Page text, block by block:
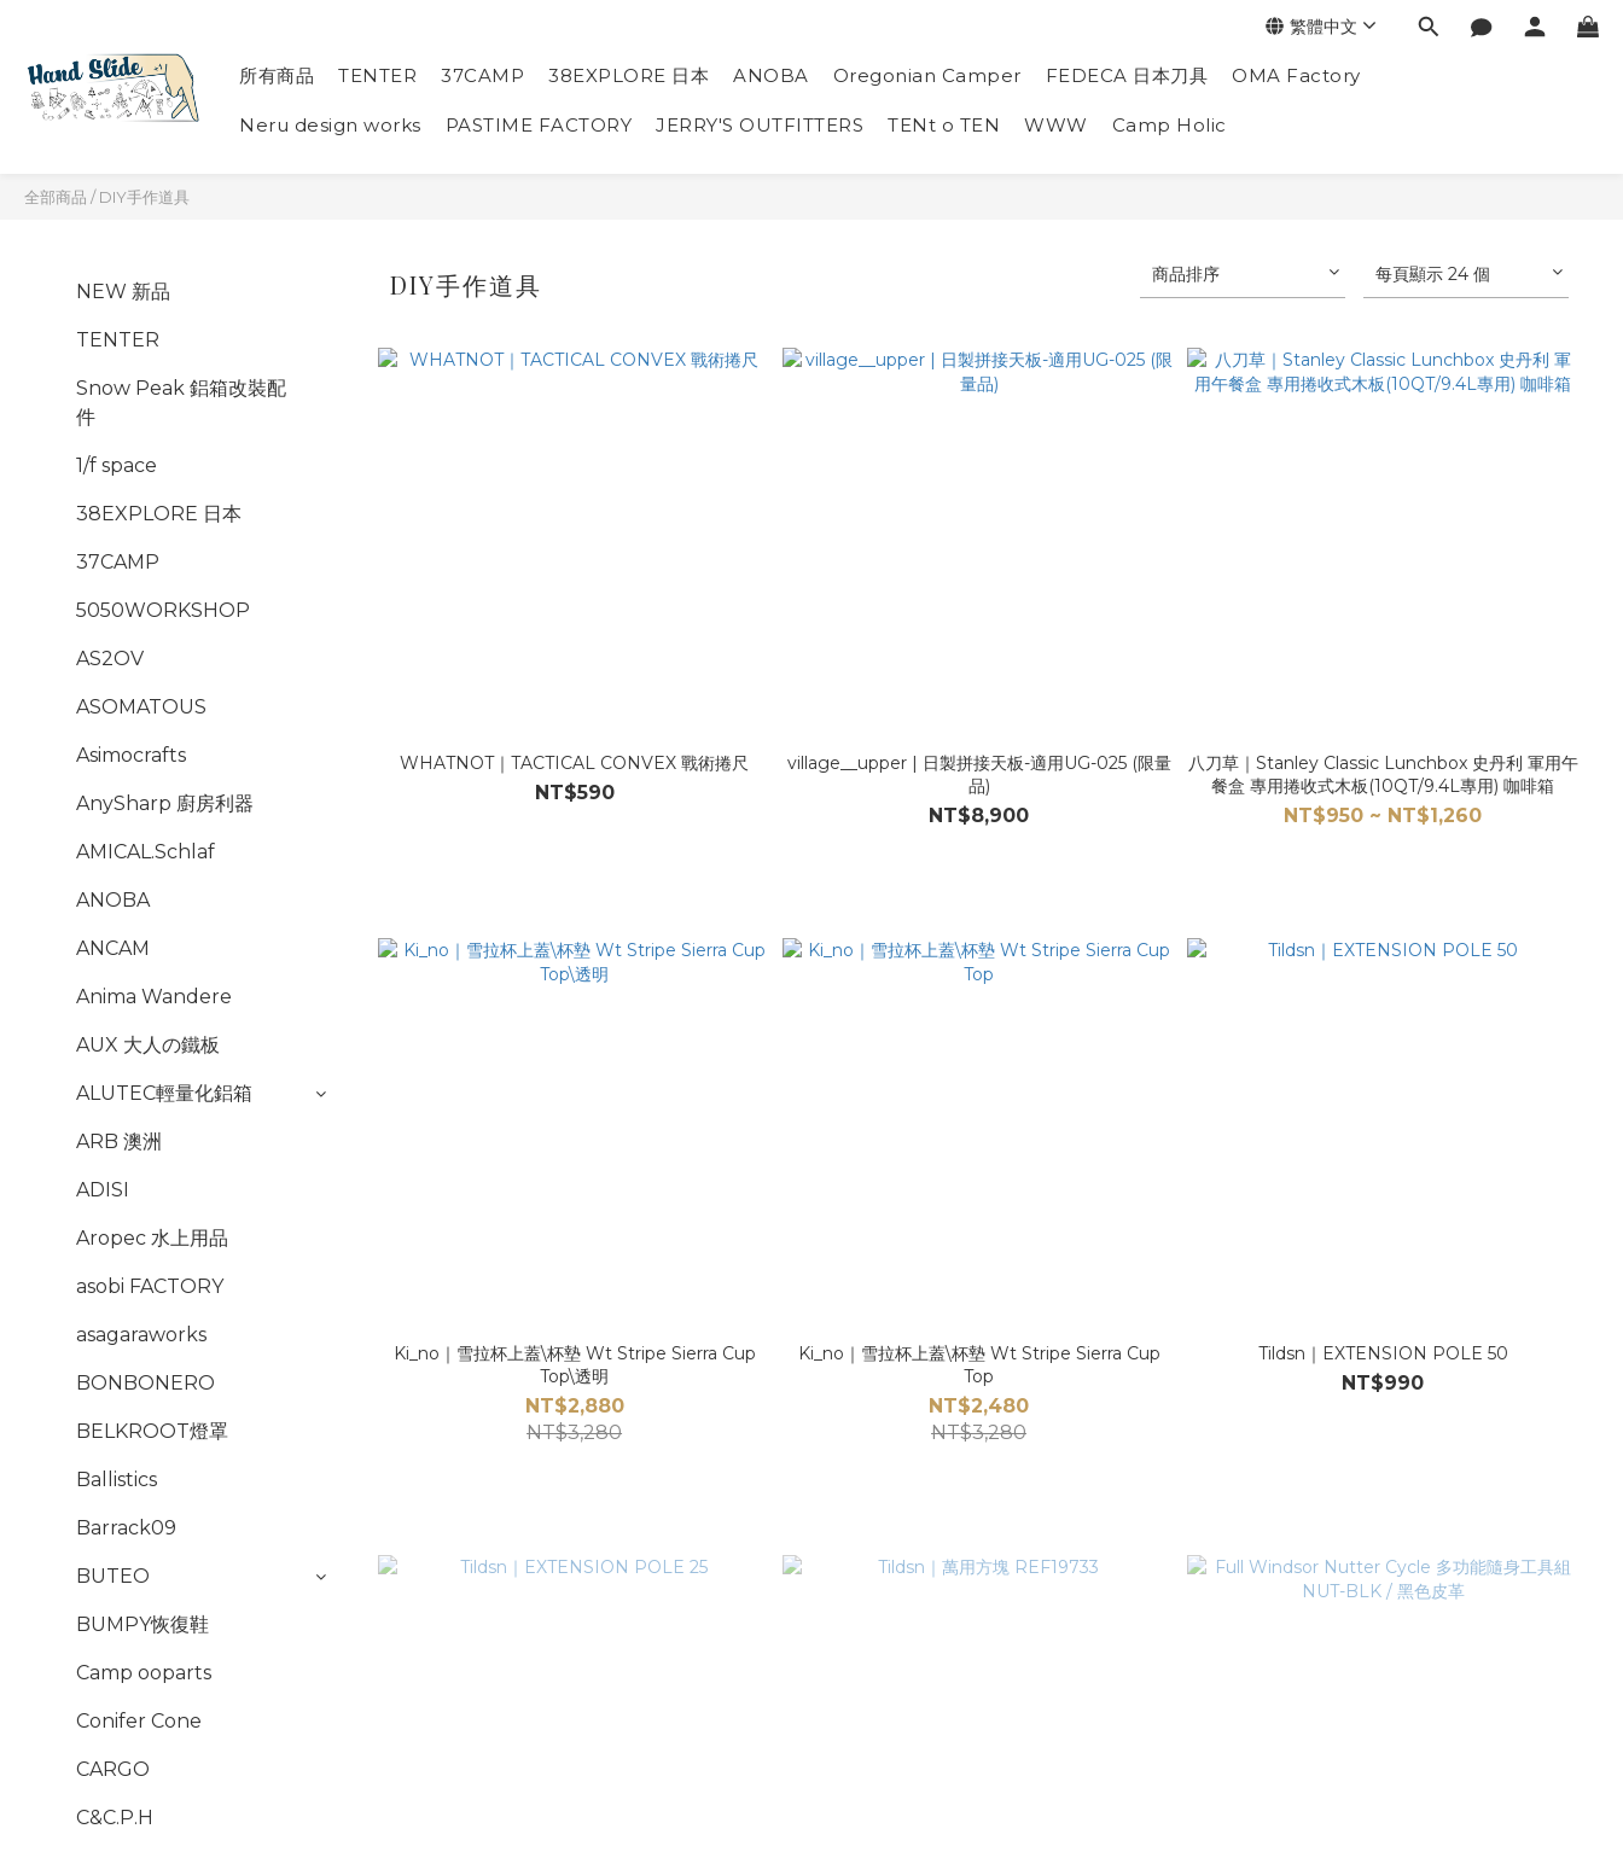
所有商品 TENTER 37CAMP 38EXPLORE 日本 ANOBA Oregonian Camper FEDECA 日本刀具 OMA Factory
Neru design works PASTIME FACTORY JERRY'S OUTFITTERS TENt o TEN WWW Camp Holic
繁體中文
全部商品 /DIY手作道具
NEW 新品
TENTER
Snow Peak 鋁箱改裝配
件
1/f space
38EXPLORE 日本
37CAMP
5050WORKSHOP
AS2OV
ASOMATOUS
Asimocrafts
AnySharp 廚房利器
AMICAL.Schlaf
ANOBA
ANCAM
Anima Wandere
AUX 大人の鐵板
ALUTEC輕量化鋁箱
ARB 澳洲
ADISI
Aropec 水上用品
asobi FACTORY
asagaraworks
BONBONERO
BELKROOT燈罩
Ballistics
Barrack09
BUTEO
BUMPY恢復鞋
Camp ooparts
Conifer Cone
CARGO
C&C.P.H
DIY手作道具 商品排序 每頁顯示 24 個
WHATNOT｜TACTICAL CONVEX 戰術捲尺
NT$590
village__upper | 日製拼接天板-適用UG-025 (限量
品)
NT$8,900
八刀草｜Stanley Classic Lunchbox 史丹利 軍用午
餐盒 專用捲收式木板(10QT/9.4L專用) 咖啡箱
NT$950 ~ NT$1,260
Ki_no｜雪拉杯上蓋\杯墊 Wt Stripe Sierra Cup
Top\透明
NT$2,880
NT$3,280
Ki_no｜雪拉杯上蓋\杯墊 Wt Stripe Sierra Cup
Top
NT$2,480
NT$3,280
Tildsn｜EXTENSION POLE 50
NT$990